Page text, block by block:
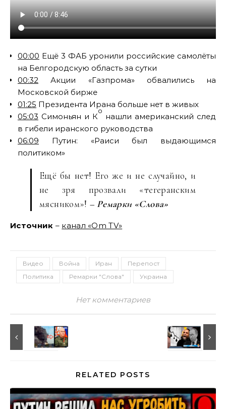
00:00 Ещё 3 ФАБ уронили российские самолёты
на Белгородскую область за сутки
00:32 Акции «Газпрома» обвалились на
Московской бирже
01:25 Президента Ирана больше нет в живых
05:03 Симоньян и К
о
нашли американский след
в гибели иранского руководства
06:09 Путин: «Раиси был выдающимся
политиком»
Ещё бы нет! Его же и не случайно, и
не зря прозвали «тегеранским
мясником»! – Ремарки «Слова»
Источник – канал «Om TV»
Видео Война Иран
Перепост
Политика
Ремарки "Слова" Украина
Нет комментариев
RELATED POSTS